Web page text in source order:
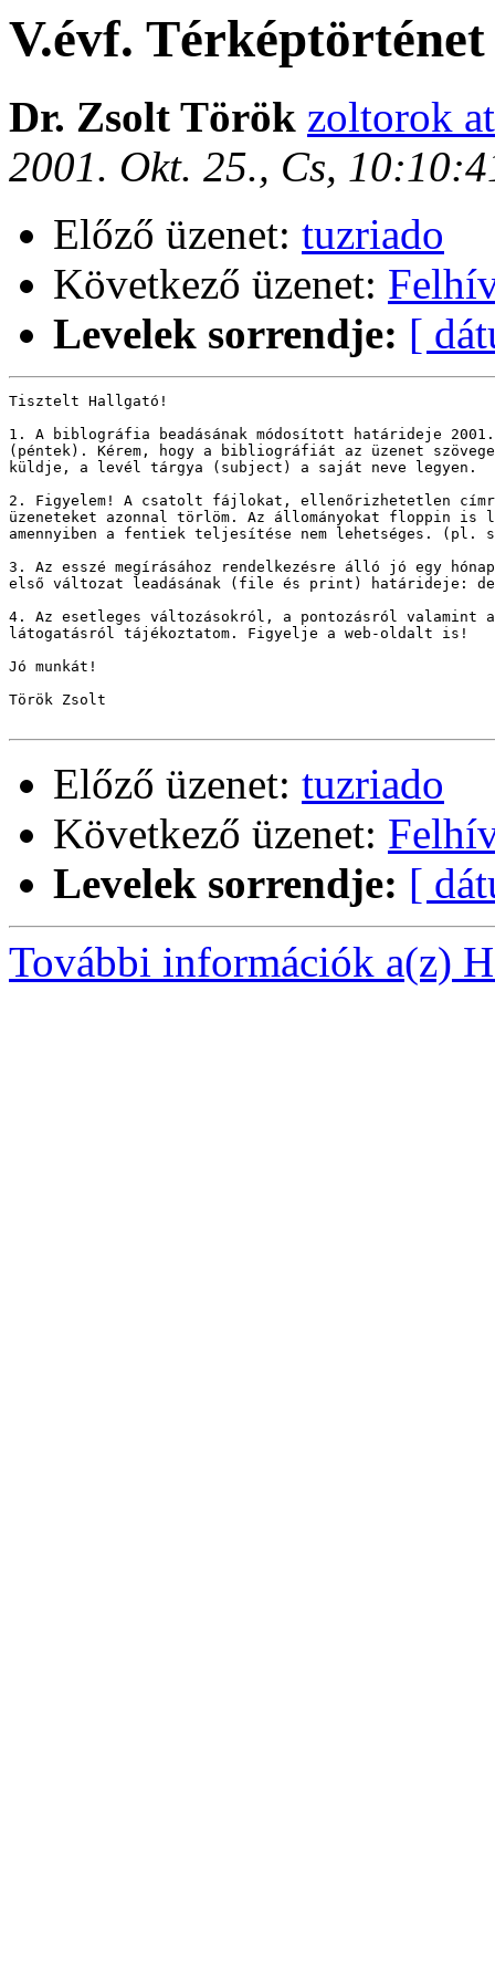
V.évf.
Dr. Zsolt Török zoltorok
2001. Okt. 25., Cs,
Előző üzenet: tuzriado
Következő üzenet:
Levelek sorrendje: [
Tisztelt Hallgató!
1. A biblográfia beadásának módosított határideje
(péntek). Kérem, hogy a bibliográfiát az üzenet
küldje, a levél tárgya (subject) a saját neve legyen.
2. Figyelem! A csatolt fájlokat, ellenőrizhetetlen
üzeneteket azonnal törlöm. Az állományokat floppin is
amennyiben a fentiek teljesítése nem lehetséges. (pl.
3. Az esszé megírásához rendelkezésre álló jó egy
első változat leadásának (file és print) határideje:
4. Az esetleges változásokról, a pontozásról valamint
látogatásról tájékoztatom. Figyelje a web-oldalt is!
Jó munkát!
Török Zsolt
Előző üzenet: tuzriado
Következő üzenet:
Levelek sorrendje: [
További információk a(z)